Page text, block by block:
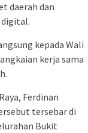
daerah dan
kepada Wali
kerja sama
Ferdinan
tersebar di
Bukit